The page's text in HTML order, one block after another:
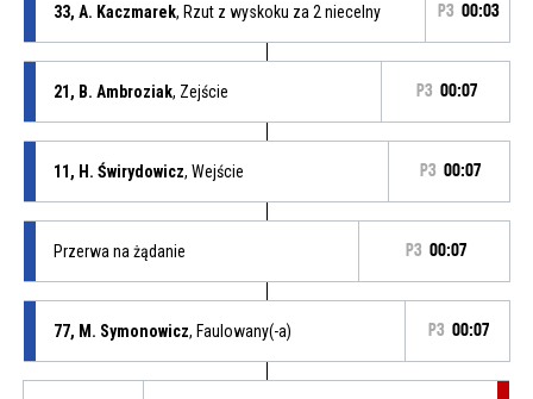
33, A. Kaczmarek, Rzut z wyskoku za 2 niecelny P3 00:03
21, B. Ambroziak, Zejście P3 00:07
11, H. Świrydowicz, Wejście P3 00:07
Przerwa na żądanie P3 00:07
77, M. Symonowicz, Faulowany(-a) P3 00:07